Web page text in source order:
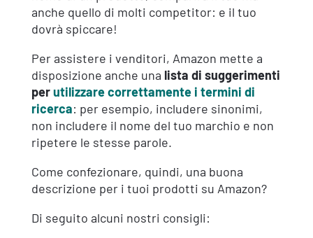
anche quello di molti competitor: e il tuo
dovrà spiccare!
Per assistere i venditori, Amazon mette a
disposizione anche una lista di suggerimenti
perutilizzare correttamente i termini di
ricerca: per esempio, includere sinonimi,
non includere il nome del tuo marchio e non
ripetere le stesse parole.
Come confezionare, quindi, una buona
descrizione per i tuoi prodotti su Amazon?
Di seguito alcuni nostri consigli: